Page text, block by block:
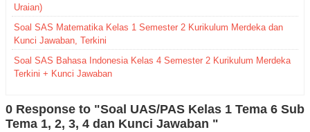
Uraian)
Soal SAS Matematika Kelas 1 Semester 2 Kurikulum Merdeka dan
Kunci Jawaban, Terkini
Soal SAS Bahasa Indonesia Kelas 4 Semester 2 Kurikulum Merdeka
Terkini + Kunci Jawaban
0 Response to "Soal UAS/PAS Kelas 1 Tema 6 Sub
Tema 1, 2, 3, 4 dan Kunci Jawaban "